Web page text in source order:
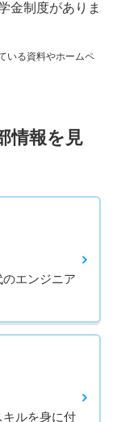
金制度がありま
いる資料やホームペ
情報を見
エンジニア
ルを身に付